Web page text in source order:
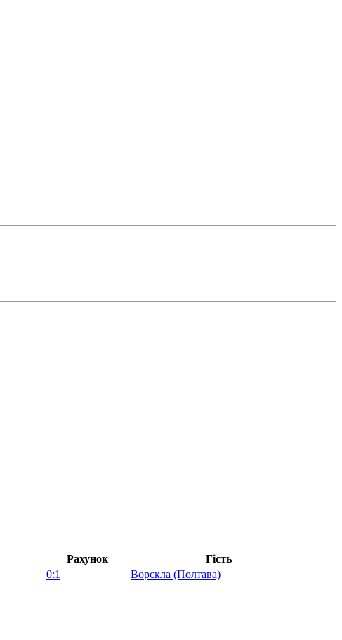
Рахунок
Гість
0:1 Ворскла (Полтава)